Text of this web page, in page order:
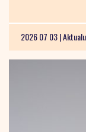
2026 07 03 |Aktualu